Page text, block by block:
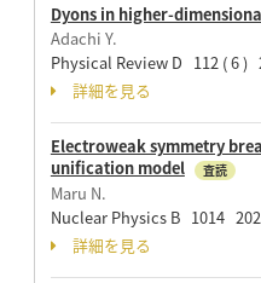
Dyons in higher-
Adachi Y.
Physical Review D 112 ( 6 )
詳細を見る
Electroweak symmetry
unification model
査読
Maru N.
Nuclear Physics B 1014
詳細を見る